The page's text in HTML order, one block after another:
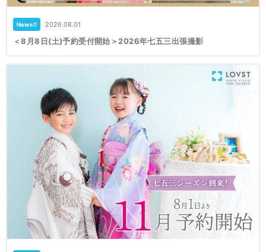
News!! 2026.08.01
＜8月8日(土)予約受付開始＞2026年七五三出張撮影